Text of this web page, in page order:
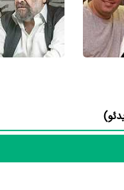
هستند.
اثر و یا توسط دیگر
حیاتی را پیدا کنند